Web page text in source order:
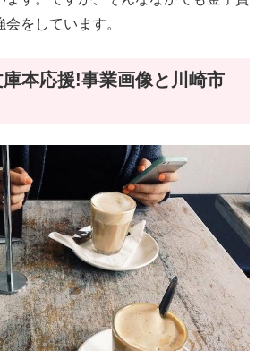
をしています。
本応援!事業画像と川崎市